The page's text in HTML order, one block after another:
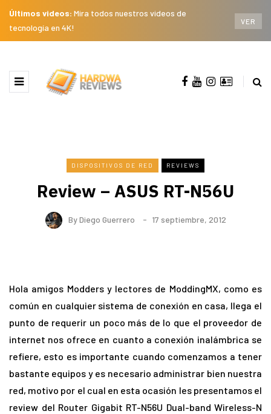
Últimos videos: Mira todos nuestros videos de
tecnología en 4K!
VER
DISPOSITIVOS DE RED REVIEWS
Review – ASUS RT-N56U
ByDiego Guerrero 17 septiembre, 2012
Hola amigos Modders y lectores de ModdingMX, como es
común en cualquier sistema de conexión en casa, llega el
punto de requerir un poco más de lo que el proveedor de
internet nos ofrece en cuanto a conexión inalámbrica se
refiere, esto es importante cuando comenzamos a tener
bastante equipos y es necesario administrar bien nuestra
red, motivo por el cual en esta ocasión les presentamos el
review del Router Gigabit RT-N56U Dual-band Wireless-N